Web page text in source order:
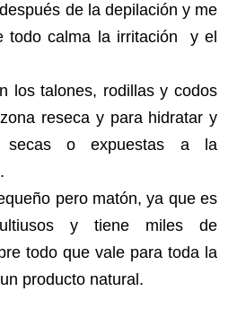
de la depilación y me
todo calma la irritación y el
los talones, rodillas y codos
reseca y para hidratar y
secas o expuestas a la
pero matón, ya que es
y tiene miles de
todo que vale para toda la
producto natural.